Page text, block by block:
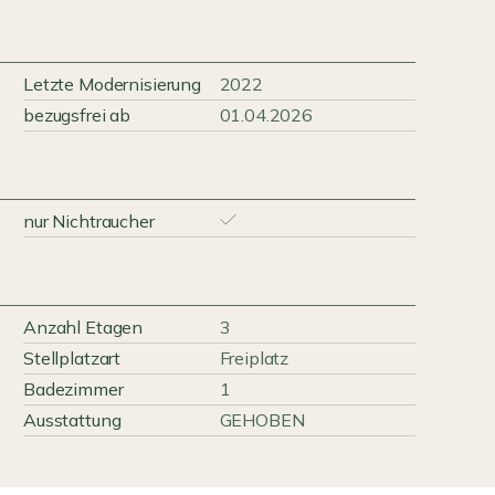
Letzte Modernisierung
2022
bezugsfrei ab
01.04.2026
nur Nichtraucher
Anzahl Etagen
3
Stellplatzart
Freiplatz
Badezimmer
1
Ausstattung
GEHOBEN